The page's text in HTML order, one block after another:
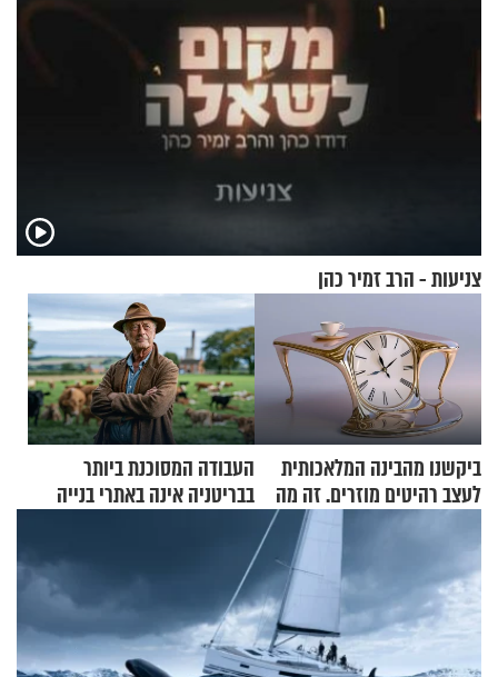
צניעות - הרב זמיר כהן
ביקשנו מהבינה המלאכותית
לעצב רהיטים מוזרים. זה מה
העבודה המסוכנת ביותר
בבריטניה אינה באתרי בנייה